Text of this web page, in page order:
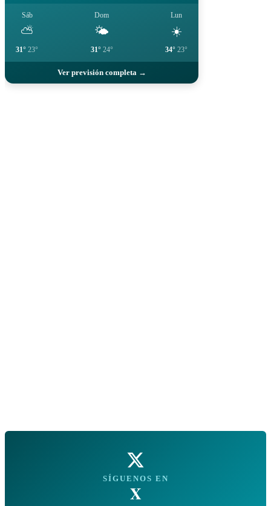
Sáb
⛅
31° 23°
Dom
🌤️
31° 24°
Lun
☀️
34° 23°
Ver previsión completa →
SÍGUENOS EN
X